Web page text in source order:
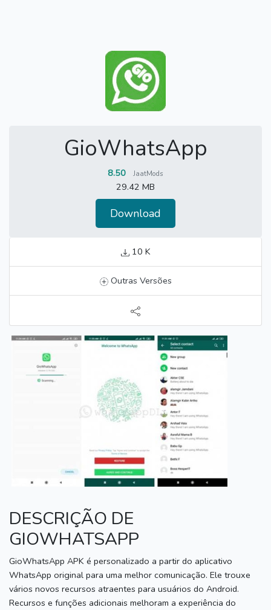
GioWhatsApp
8.50 JaatMods
29.42 MB
Download
10 K
Outras Versões
DESCRIÇÃO DE
GIOWHATSAPP
GioWhatsApp APK é personalizado a partir do aplicativo
WhatsApp original para uma melhor comunicação. Ele trouxe
vários novos recursos atraentes para usuários do Android.
Recursos e funções adicionais melhoram a experiência do